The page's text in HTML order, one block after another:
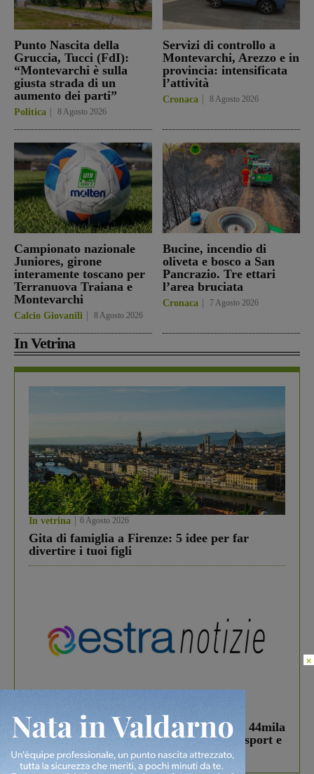
Punto Nascita della
Gruccia, Tucci (FdI):
“Montevarchi è sulla
giusta strada di un
aumento dei parti”
Politica 8 Agosto 2026
Servizi di controllo a
Montevarchi, Arezzo e in
provincia: intensificata
l’attività
Cronaca 8 Agosto 2026
Campionato nazionale
Juniores, girone
interamente toscano per
Terranuova Traiana e
Montevarchi
Calcio Giovanili 8 Agosto 2026
Bucine, incendio di
oliveta e bosco a San
Pancrazio. Tre ettari
l’area bruciata
Cronaca 7 Agosto 2026
In Vetrina
In vetrina 6 Agosto 2026
Gita di famiglia a Firenze: 5 idee per far
divertire i tuoi figli
In vetrina
Estra Notizie agosto: Smart Cities, oltre 44mila
studenti coinvolti, torna il bando per lo sport e
debutta il podcast Estrair
×